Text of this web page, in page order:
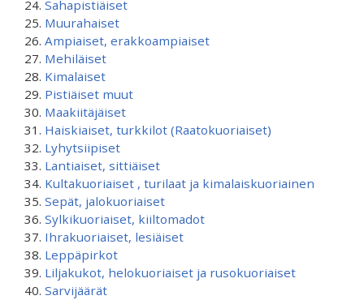
Sahapistiäiset
Muurahaiset
Ampiaiset, erakkoampiaiset
Mehiläiset
Kimalaiset
Pistiäiset muut
Maakiitäjäiset
Haiskiaiset, turkkilot (Raatokuoriaiset)
Lyhytsiipiset
Lantiaiset, sittiäiset
Kultakuoriaiset , turilaat ja kimalaiskuoriainen
Sepät, jalokuoriaiset
Sylkikuoriaiset, kiiltomadot
Ihrakuoriaiset, lesiäiset
Leppäpirkot
Liljakukot, helokuoriaiset ja rusokuoriaiset
Sarvijäärät